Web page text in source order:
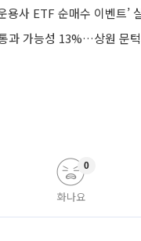
용사 ETF 순매수 이벤트’
과 가능성 13%…상원 문
화나요
0